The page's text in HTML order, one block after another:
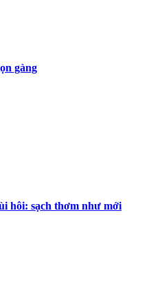
gàng
hôi: sạch thơm như mới